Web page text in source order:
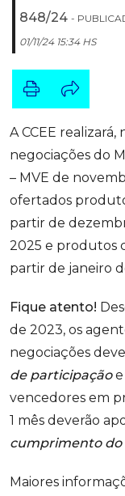
848/24 -
01/11/24 15:34 HS
A CCEE realizará,
negociações do
– MVE de
ofertados
partir de
2025 e produtos
partir de janeiro
Fique atento!
de 2023, os
negociações
de participação
vencedores em
1 mês deverão
cumprimento
Maiores